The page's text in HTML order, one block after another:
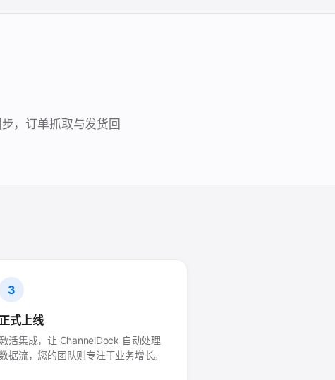
，订单抓取与发货回
3
正式上线
激活集成，让 ChannelDock 自动处理
据流，您的团队则专注于业务增长。